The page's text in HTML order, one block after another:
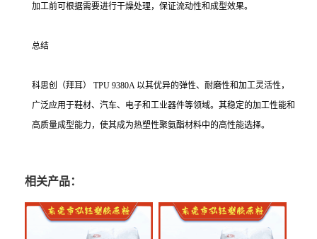
加工前可根据需要进行干燥处理，保证流动性和成型效果。
总结
科思创（拜耳） TPU 9380A 以其优异的弹性、耐磨性和加工灵活性，
广泛应用于鞋材、汽车、电子和工业器件等领域。其稳定的加工性能和
高质量成型能力，使其成为热塑性聚氨酯材料中的高性能选择。
相关产品：